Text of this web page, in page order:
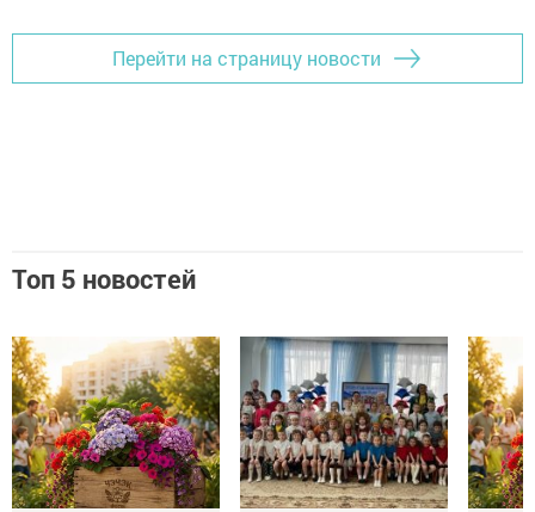
Перейти на страницу новости
Топ 5 новостей